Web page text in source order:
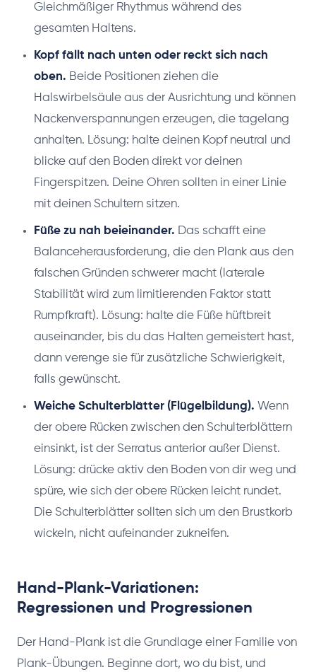
Gleichmäßiger Rhythmus während des
gesamten Haltens.
Kopf fällt nach unten oder reckt sich nach
oben. Beide Positionen ziehen die
Halswirbelsäule aus der Ausrichtung und können
Nackenverspannungen erzeugen, die tagelang
anhalten. Lösung: halte deinen Kopf neutral und
blicke auf den Boden direkt vor deinen
Fingerspitzen. Deine Ohren sollten in einer Linie
mit deinen Schultern sitzen.
Füße zu nah beieinander. Das schafft eine
Balanceherausforderung, die den Plank aus den
falschen Gründen schwerer macht (laterale
Stabilität wird zum limitierenden Faktor statt
Rumpfkraft). Lösung: halte die Füße hüftbreit
auseinander, bis du das Halten gemeistert hast,
dann verenge sie für zusätzliche Schwierigkeit,
falls gewünscht.
Weiche Schulterblätter (Flügelbildung). Wenn
der obere Rücken zwischen den Schulterblättern
einsinkt, ist der Serratus anterior außer Dienst.
Lösung: drücke aktiv den Boden von dir weg und
spüre, wie sich der obere Rücken leicht rundet.
Die Schulterblätter sollten sich um den Brustkorb
wickeln, nicht aufeinander zukneifen.
Hand-Plank-Variationen:
Regressionen und Progressionen
Der Hand-Plank ist die Grundlage einer Familie von
Plank-Übungen. Beginne dort, wo du bist, und